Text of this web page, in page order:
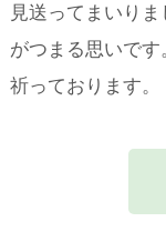
見送ってまいり
がつまる思いで
祈っております。